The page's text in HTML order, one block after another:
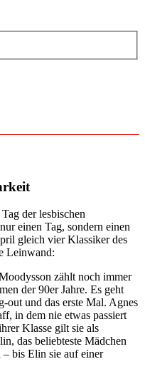
der lesbischen
einen Tag, sondern einen
gleich vier Klassiker des
Leinwand:
zählt noch immer
der 90er Jahre. Es geht
out und das erste Mal. Agnes
in dem nie etwas passiert
Klasse gilt sie als
das beliebteste Mädchen
bis Elin sie auf einer